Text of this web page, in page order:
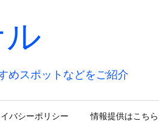
めスポットなどをご紹介
バシーポリシー 情報提供はこちら